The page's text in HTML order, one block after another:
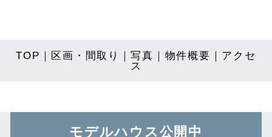
TOP ｜ 区画・間取り ｜写真 ｜ 物件概要 ｜ アクセ
ス
モデルハウス公開中